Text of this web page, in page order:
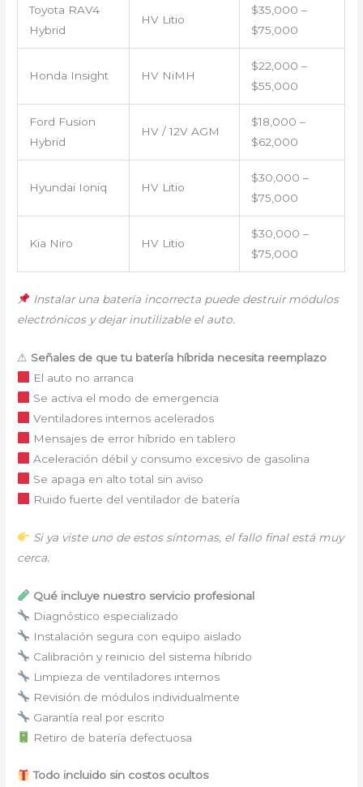
Toyota RAV4
Hybrid
HV Litio
$35,000 –
$75,000
Honda Insight HV NiMH
$22,000 –
$55,000
Ford Fusion
Hybrid
HV / 12V AGM
$18,000 –
$62,000
Hyundai Ioniq HV Litio
$30,000 –
$75,000
Kia Niro HV Litio
$30,000 –
$75,000
Instalar una batería incorrecta puede destruir módulos
electrónicos y dejar inutilizable el auto.
⚠ Señales de que tu batería híbrida necesita reemplazo
El auto no arranca
Se activa el modo de emergencia
Ventiladores internos acelerados
Mensajes de error híbrido en tablero
Aceleración débil y consumo excesivo de gasolina
Se apaga en alto total sin aviso
Ruido fuerte del ventilador de batería
Si ya viste uno de estos síntomas, el fallo final está muy
cerca.
Qué incluye nuestro servicio profesional
Diagnóstico especializado
Instalación segura con equipo aislado
Calibración y reinicio del sistema híbrido
Limpieza de ventiladores internos
Revisión de módulos individualmente
Garantía real por escrito
Retiro de batería defectuosa
Todo incluido sin costos ocultos